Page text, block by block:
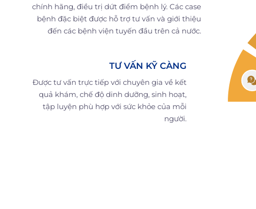
chính hãng, điều trị dứt điểm bệnh lý. Các case
bệnh đặc biệt được hỗ trợ tư vấn và giới thiệu
đến các bệnh viện tuyến đầu trên cả nước.
TƯ VẤN KỸ CÀNG
Được tư vấn trực tiếp với chuyên gia về kết
quả khám, chế độ dinh dưỡng, sinh hoạt,
tập luyện phù hợp với sức khỏe của mỗi
người.